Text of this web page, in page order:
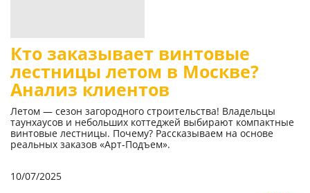
Кто заказывает винтовые
лестницы летом в Москве?
Анализ клиентов
Летом — сезон загородного строительства! Владельцы
таунхаусов и небольших коттеджей выбирают компактные
винтовые лестницы. Почему? Рассказываем на основе
реальных заказов «Арт-Подъем».
10/07/2025